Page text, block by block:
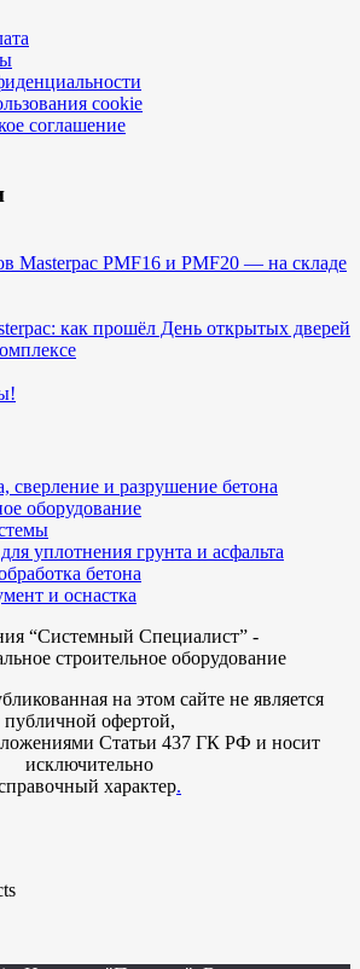
cookie
соглашение
Masterpac PMF16 и PMF20 — на складе
как прошёл День открытых дверей
сверление и разрушение бетона
оборудование
уплотнения грунта и асфальта
бетона
и оснастка
“Системный Специалист” -
строительное оборудование
на этом сайте не является
публичной офертой,
Статьи 437 ГК РФ и носит
исключительно
характер.